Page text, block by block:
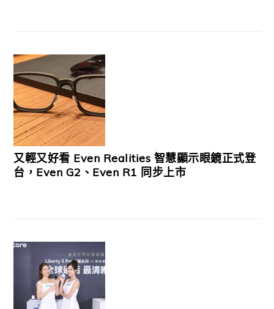
又輕又好看 Even Realities 智慧顯示眼鏡正式登
台，Even G2、Even R1 同步上市